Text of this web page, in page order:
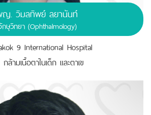
. วิมลทิพย์ ลยานันท์
ษุวิทยา (Ophthalmology)
9 International Hospital
ล้ามเนื้อตาในเด็ก และตาเข